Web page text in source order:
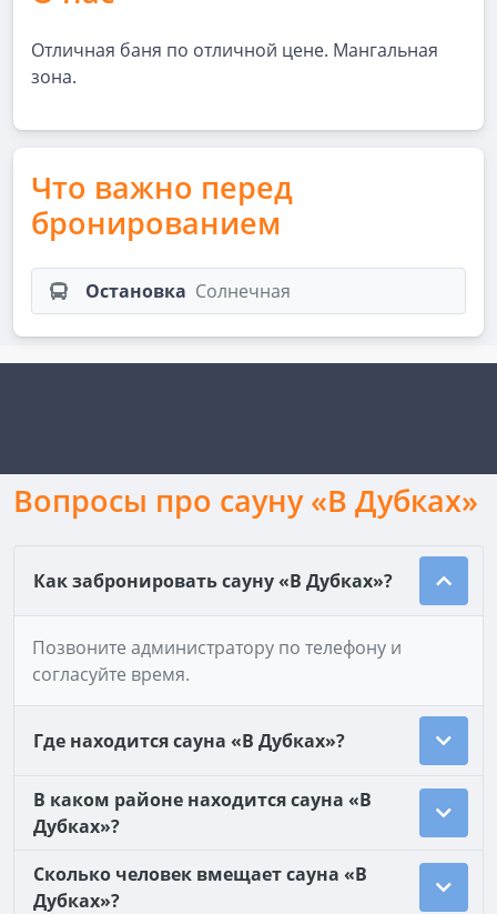
Отличная баня по отличной цене. Мангальная
зона.
Что важно перед
бронированием
Остановка Солнечная
Вопросы про сауну «В Дубках»
Как забронировать сауну «В Дубках»?
Позвоните администратору по телефону и
согласуйте время.
Где находится сауна «В Дубках»?
В каком районе находится сауна «В
Дубках»?
Сколько человек вмещает сауна «В
Дубках»?